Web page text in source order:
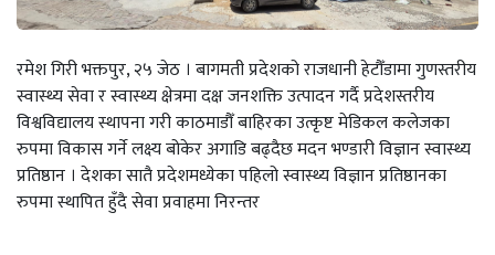
रमेश गिरी भक्तपुर, २५ जेठ । बागमती प्रदेशको राजधानी हेटौँडामा गुणस्तरीय
स्वास्थ्य सेवा र स्वास्थ्य क्षेत्रमा दक्ष जनशक्ति उत्पादन गर्दै प्रदेशस्तरीय
विश्वविद्यालय स्थापना गरी काठमाडौँ बाहिरका उत्कृष्ट मेडिकल कलेजका
रुपमा विकास गर्ने लक्ष्य बोकेर अगाडि बढ्दैछ मदन भण्डारी विज्ञान स्वास्थ्य
प्रतिष्ठान । देशका सातै प्रदेशमध्येका पहिलो स्वास्थ्य विज्ञान प्रतिष्ठानका
रुपमा स्थापित हुँदै सेवा प्रवाहमा निरन्तर